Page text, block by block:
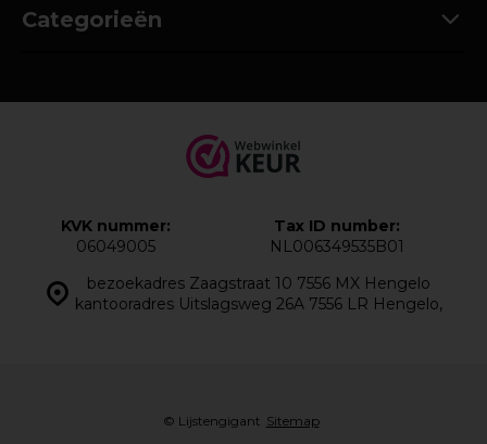
Categorieën
bezoekadres Zaagstraat 10 7556 MX Hengelo
kantooradres Uitslagsweg 26A 7556 LR Hengelo,
KVK nummer:
06049005
Tax ID number:
NL006349535B01
© Lijstengigant Sitemap